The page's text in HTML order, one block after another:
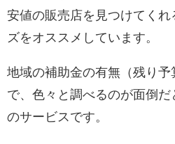
安値の販売店を見つけてく
ズをオススメしています。
地域の補助金の有無（残り
で、色々と調べるのが面倒
のサービスです。